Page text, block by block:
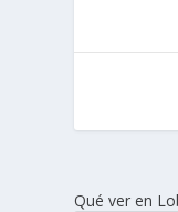
Qué ver en